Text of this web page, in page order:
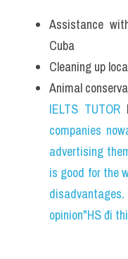
Assistance
Cuba
Cleaning up
Animal
IELTS TUTOR
companies
advertising
is good for the
opinion"HS đi